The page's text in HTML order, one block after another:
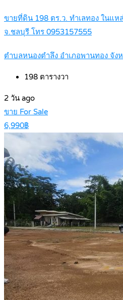
ขายที่ดิน 198 ตร.ว. ทำเลทอง ในแ
จ.ชลบุรี โทร 0953157555
ตำบลหนองตำลึง อำเภอพานทอง จัง
198 ตารางวา
2 วัน ago
ขาย For Sale
6,990฿